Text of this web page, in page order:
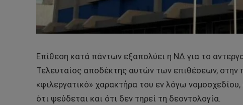
Επίθεση κατά πάντων εξαπολύει η ΝΔ για το
Τελευταίος αποδέκτης αυτών των επιθέσεων, στην
«φιλεργατικό» χαρακτήρα του εν λόγω
ότι ψεύδεται και ότι δεν τηρεί τη δεοντολογία.